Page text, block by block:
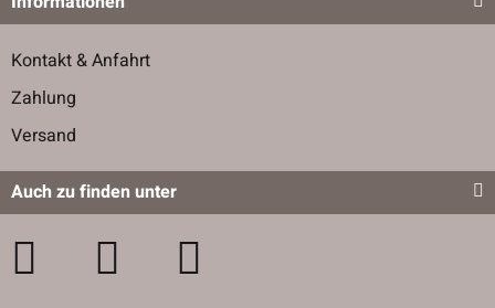
Kontakt & Anfahrt
Zahlung
Versand
Auch zu finden unter